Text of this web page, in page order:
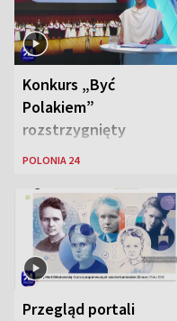
Konkurs „Być
Polakiem”
rozstrzygnięty
POLONIA 24
Przegląd portali